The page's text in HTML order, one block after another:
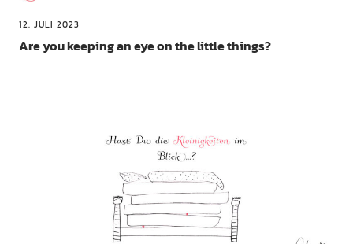
12. JULI 2023
Are you keeping an eye on the little things?